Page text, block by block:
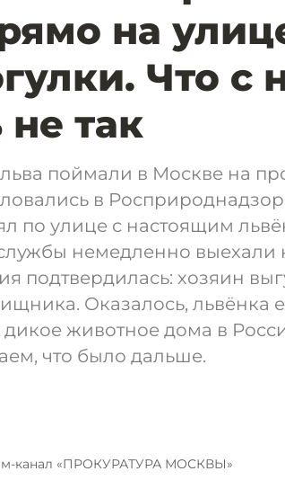
на
Что с
не так
поймали в Москве на
в
по улице с настоящим
немедленно выехали
подтвердилась: хозяин
Оказалось, львёнка
животное дома в
что было дальше.
канал «ПРОКУРАТУРА МОСКВЫ»